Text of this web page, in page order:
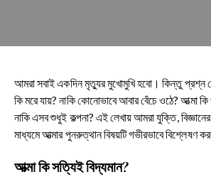
আমরা সবাই একদিন মৃত্যুর মুখোমুখি হবো। কিন্তু প্রশ্ন
কি মরে যায়? নাকি কোনোভাবে আবার বেঁচে ওঠে? আত্মা
নাকি এসব শুধুই কল্পনা? এই লেখায় আমরা যুক্তি, বিজ্ঞানের
মাধ্যমে আত্মার পুনরুত্থান বিষয়টি গভীরভাবে বিশ্লেষণ
আত্মা কি সত্যিই বিদ্যমান?